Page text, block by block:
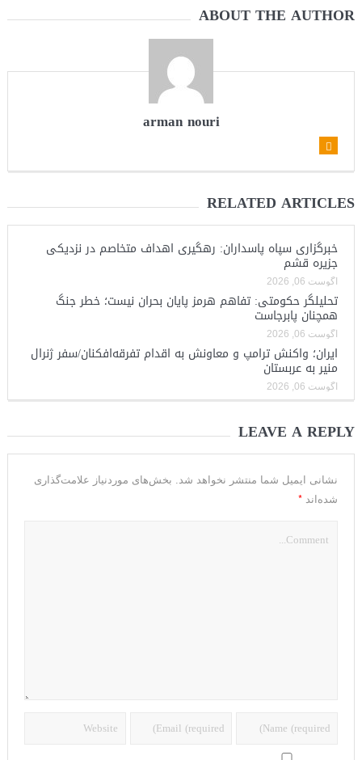
ABOUT THE AUTHOR
arman nouri
RELATED ARTICLES
خبرگزاری سپاه پاسداران: رهگیری اهداف متخاصم در نزدیکی
جزیره قشم
آگوست 06, 2026
تحلیلگر حکومتی: تفاهم هرمز پایان بحران نیست؛ خطر جنگ
همچنان پابرجاست
آگوست 06, 2026
ایران؛ واکنش ترامپ و معاونش به اقدام تفرقه‌افکنان/سفر ژنرال
منیر به عربستان
آگوست 06, 2026
LEAVE A REPLY
نشانی ایمیل شما منتشر نخواهد شد.
بخش‌های موردنیاز علامت‌گذاری
شده‌اند *